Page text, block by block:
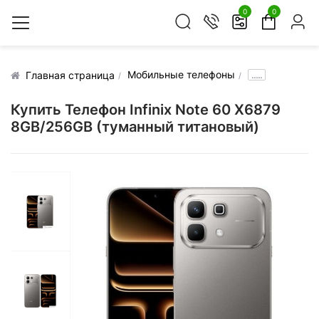
0 0
Главная страница Мобильные телефоны .....
Купить Телефон Infinix Note 60 X6879
8GB/256GB (туманный титановый)